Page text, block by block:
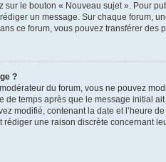
le bouton « Nouveau sujet ». Pour
un message. Sur chaque forum,
ce forum, vous pouvez transférer des
?
du forum, vous ne pouvez
temps après que le message initial
modifié, contenant la date et l’heure
rédiger une raison discrète concernant